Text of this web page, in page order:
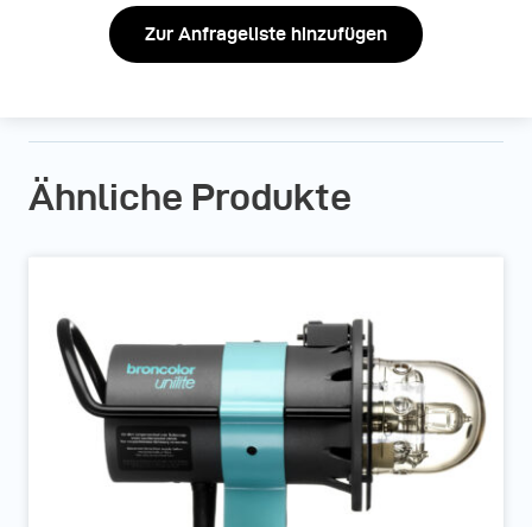
Zur Anfrageliste hinzufügen
Ähnliche Produkte